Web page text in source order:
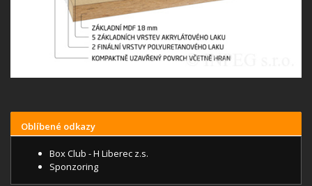
Oblíbené odkazy
Box Club - H Liberec z.s.
Sponzoring